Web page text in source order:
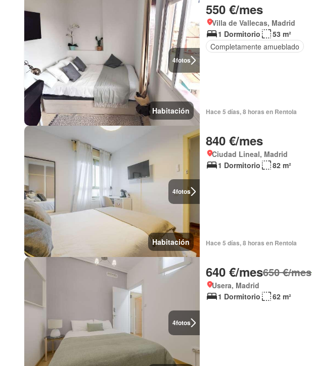
4fotos
Habitación
550 €/mes
Villa de Vallecas, Madrid
1 Dormitorio
53 m²
Completamente amueblado
Hace 5 días, 8 horas en Rentola
4fotos
Habitación
840 €/mes
Ciudad Lineal, Madrid
1 Dormitorio
82 m²
Hace 5 días, 8 horas en Rentola
4fotos
640 €/mes650 €/mes
Usera, Madrid
1 Dormitorio
62 m²